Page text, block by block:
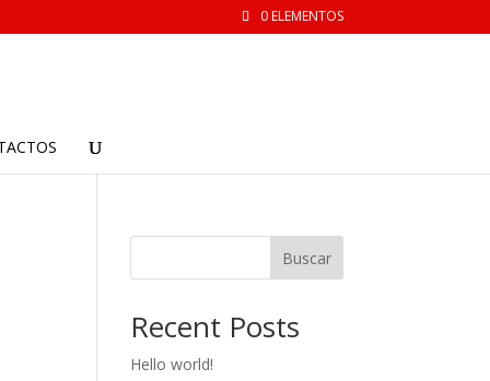
0 ELEMENTOS
Buscar
Recent Posts
Hello world!